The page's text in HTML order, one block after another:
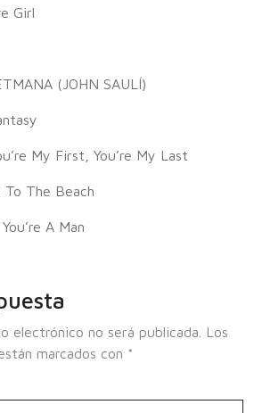
Girl
(JOHN SAULÍ)
My First, You’re My Last
To The Beach
A Man
electrónico no será publicada.
Los
marcados con *